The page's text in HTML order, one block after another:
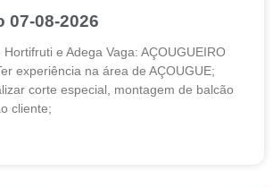
07-08-2026
Hortifruti e Adega Vaga: AÇOUGUEIRO
experiência na área de AÇOUGUE;
corte especial, montagem de balcão
cliente;